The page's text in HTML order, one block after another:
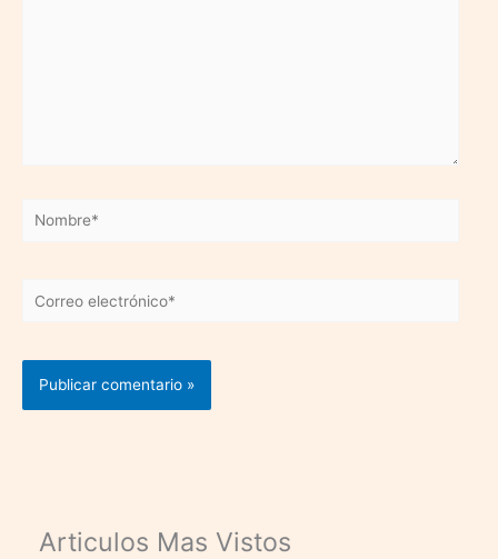
Nombre*
Correo
Articulos Mas Vistos